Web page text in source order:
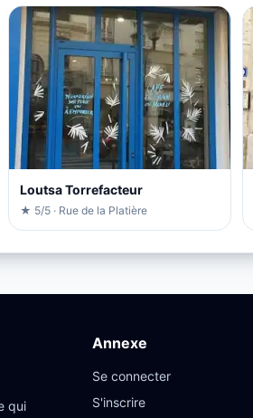
Loutsa Torrefacteur
★ 5/5 · Rue de la Platière
qui
Annexe
Se connecter
S'inscrire